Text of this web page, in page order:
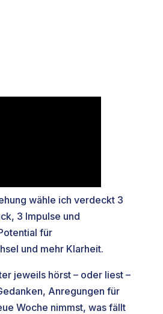
wähle ich verdeckt 3
3 Impulse und
für
und mehr Klarheit.
jeweils hörst – oder liest –
Anregungen für
Woche nimmst, was fällt